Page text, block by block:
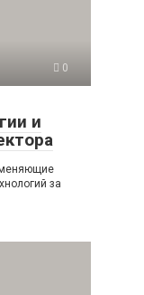
0
и
меняющие
за